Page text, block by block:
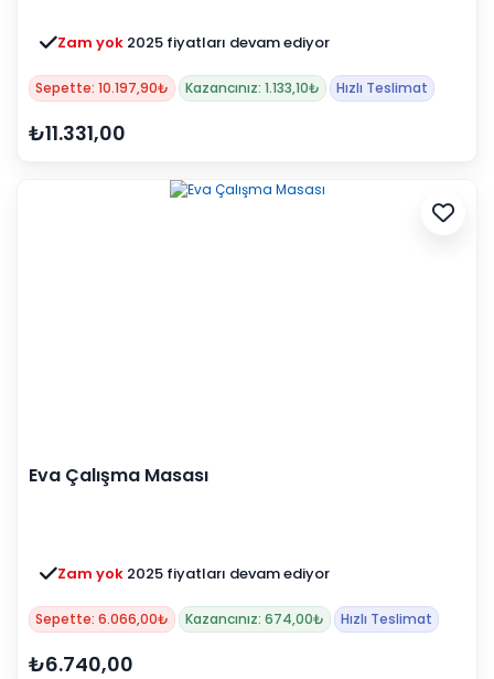
Zam yok 2025 fiyatları devam ediyor
Sepette: 10.197,90₺ Kazancınız: 1.133,10₺ Hızlı Teslimat
₺11.331,00
Eva Çalışma Masası
Zam yok 2025 fiyatları devam ediyor
Sepette: 6.066,00₺ Kazancınız: 674,00₺ Hızlı Teslimat
₺6.740,00